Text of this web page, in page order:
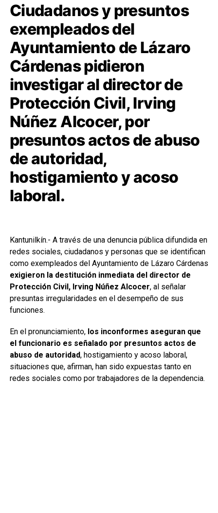
Ciudadanos y presuntos
exempleados del
Ayuntamiento de Lázaro
Cárdenas pidieron
investigar al director de
Protección Civil, Irving
Núñez Alcocer, por
presuntos actos de abuso
de autoridad,
hostigamiento y acoso
laboral.
Kantunilkín.- A través de una denuncia pública difundida en
redes sociales, ciudadanos y personas que se identifican
como exempleados del Ayuntamiento de Lázaro Cárdenas
exigieron la destitución inmediata del director de
Protección Civil, Irving Núñez Alcocer, al señalar
presuntas irregularidades en el desempeño de sus
funciones.
En el pronunciamiento, los inconformes aseguran que
el funcionario es señalado por presuntos actos de
abuso de autoridad, hostigamiento y acoso laboral,
situaciones que, afirman, han sido expuestas tanto en
redes sociales como por trabajadores de la dependencia.